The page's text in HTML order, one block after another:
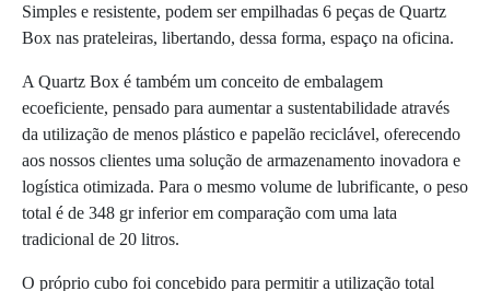
Simples e resistente, podem ser empilhadas 6 peças de Quartz
Box nas prateleiras, libertando, dessa forma, espaço na oficina.
A Quartz Box é também um conceito de embalagem
ecoeficiente, pensado para aumentar a sustentabilidade através
da utilização de menos plástico e papelão reciclável, oferecendo
aos nossos clientes uma solução de armazenamento inovadora e
logística otimizada. Para o mesmo volume de lubrificante, o peso
total é de 348 gr inferior em comparação com uma lata
tradicional de 20 litros.
O próprio cubo foi concebido para permitir a utilização total